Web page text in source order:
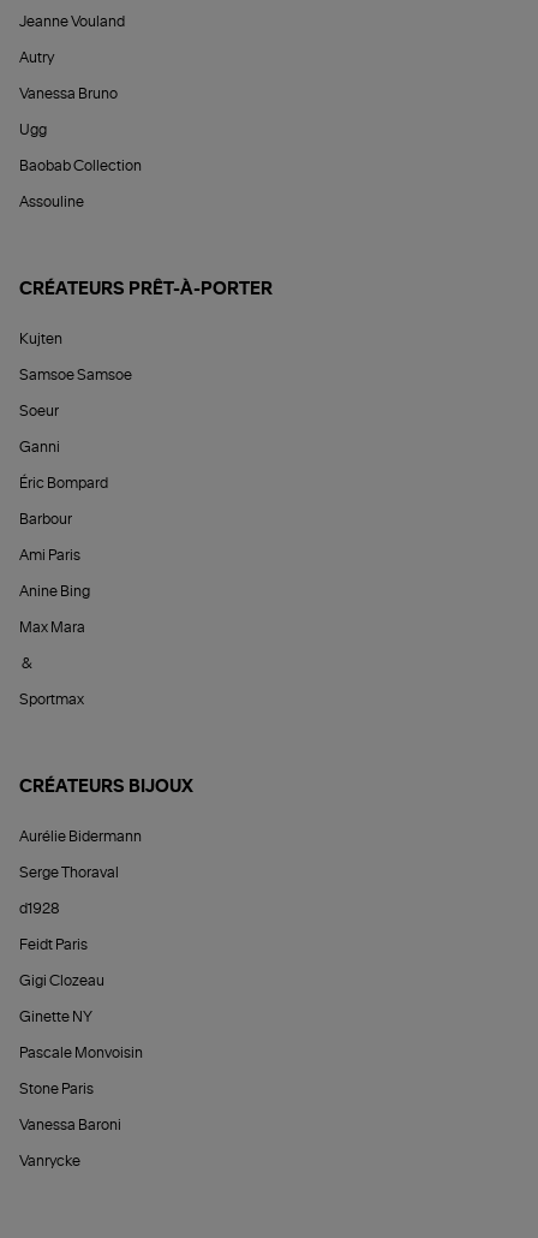
Jeanne Vouland
Autry
Vanessa Bruno
Ugg
Baobab Collection
Assouline
CRÉATEURS PRÊT-À-PORTER
Kujten
Samsoe Samsoe
Soeur
Ganni
Éric Bompard
Barbour
Ami Paris
Anine Bing
Max Mara
&
Sportmax
CRÉATEURS BIJOUX
Aurélie Bidermann
Serge Thoraval
d1928
Feidt Paris
Gigi Clozeau
Ginette NY
Pascale Monvoisin
Stone Paris
Vanessa Baroni
Vanrycke